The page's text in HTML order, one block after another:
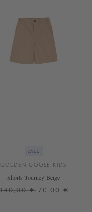
SALE
GOLDEN GOOSE KIDS
Shorts 'Journey' Beige
140,00 € 70,00 €